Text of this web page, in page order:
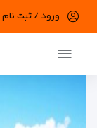
ورود / ثبت نام